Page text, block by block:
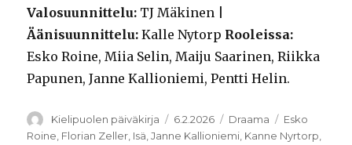
Valosuunnittelu: TJ Mäkinen |
Äänisuunnittelu: Kalle Nytorp Rooleissa:
Esko Roine, Miia Selin, Maiju Saarinen, Riikka
Papunen, Janne Kallioniemi, Pentti Helin.
Kirjoittaja
Kielipuolen päiväkirja Julkaistu
6.2.2026 Kategoriat
Draama Avainsanat
Esko
Roine, Florian Zeller, Isä,Janne Kallioniemi, Kanne Nyrtorp,